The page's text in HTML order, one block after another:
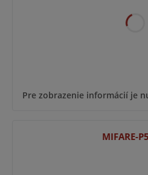
Pre zobrazenie informácií je
MIFARE-